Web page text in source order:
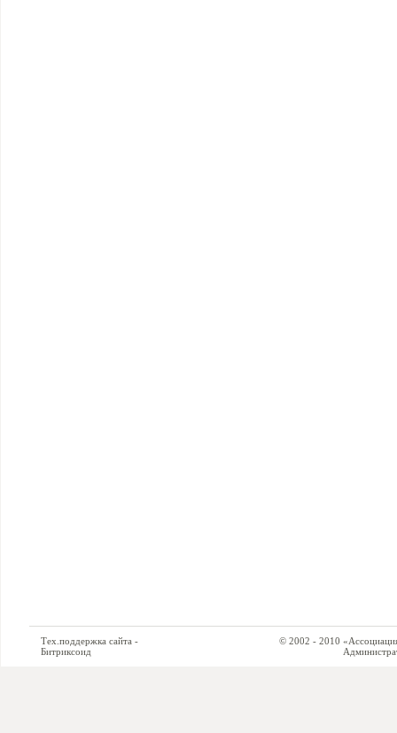
Тех.поддержка сайта -
Битриксоид
© 2002 - 2010 «Ассоциация